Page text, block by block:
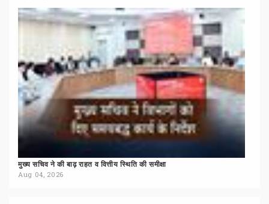
मुख्य सचिव ने की बाढ़ राहत व वित्तीय स्थिति की समीक्षा
Aug 04, 2026